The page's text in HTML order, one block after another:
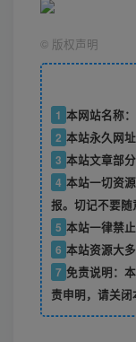
© 版权声明
1 本网站名称：
2 本站永久网址
3 本站文章部
4 本站一切资
报。切记不要随
5 本站一律禁
6 本站资源大
7 免责说明：
责申明，请关闭